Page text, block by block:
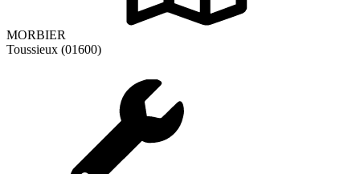
MORBIER
Toussieux (01600)